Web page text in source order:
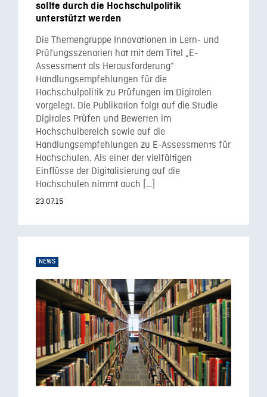
sollte durch die Hochschulpolitik
unterstützt werden
Die Themengruppe Innovationen in Lern- und
Prüfungsszenarien hat mit dem Titel „E-
Assessment als Herausforderung“
Handlungsempfehlungen für die
Hochschulpolitik zu Prüfungen im Digitalen
vorgelegt. Die Publikation folgt auf die Studie
Digitales Prüfen und Bewerten im
Hochschulbereich sowie auf die
Handlungsempfehlungen zu E-Assessments für
Hochschulen. Als einer der vielfältigen
Einflüsse der Digitalisierung auf die
Hochschulen nimmt auch […]
23.07.15
NEWS